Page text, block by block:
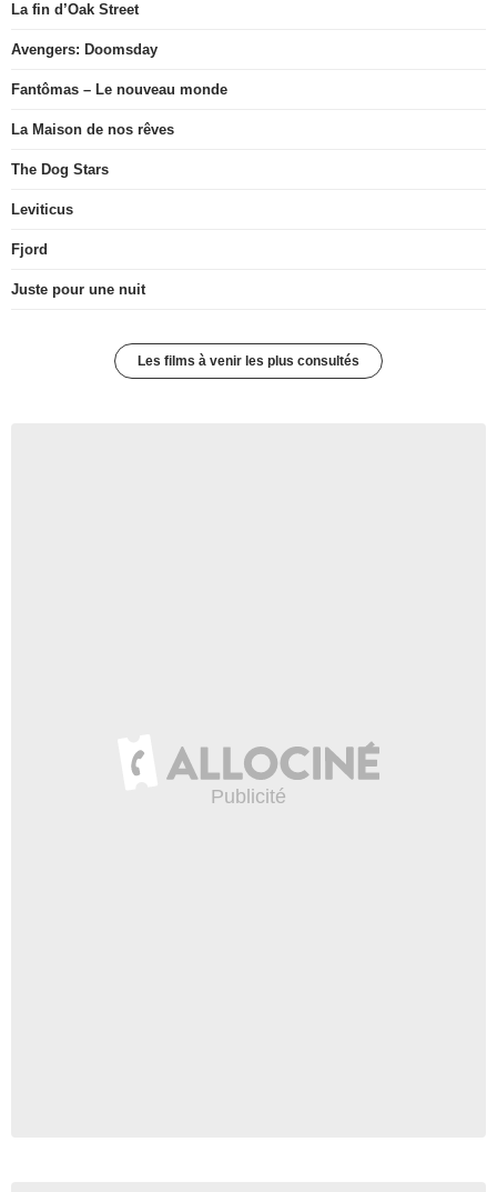
La fin d’Oak Street
Avengers: Doomsday
Fantômas – Le nouveau monde
La Maison de nos rêves
The Dog Stars
Leviticus
Fjord
Juste pour une nuit
Les films à venir les plus consultés